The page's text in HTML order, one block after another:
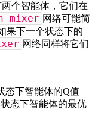
个智能体，它们在
mixer 网络可能简
果下一个状态下的
网络同样将它们
态下智能体的Q值
态下智能体的最优